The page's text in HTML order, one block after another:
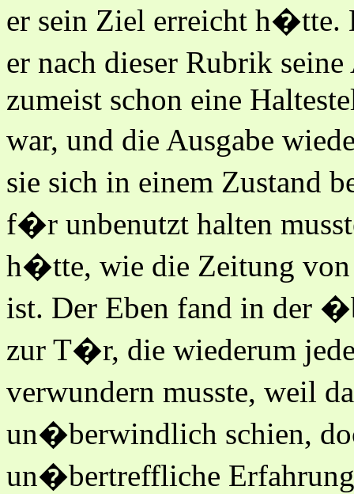
er sein Ziel erreicht h�tte.
er nach dieser Rubrik
zumeist schon eine
war, und die Ausgabe
sie sich in einem Zustand
f�r unbenutzt halten
h�tte, wie die Zeitung von
ist. Der Eben fand in der
zur T�r, die wiederum
verwundern musste, weil
un�berwindlich schien,
un�bertreffliche Erfahrung